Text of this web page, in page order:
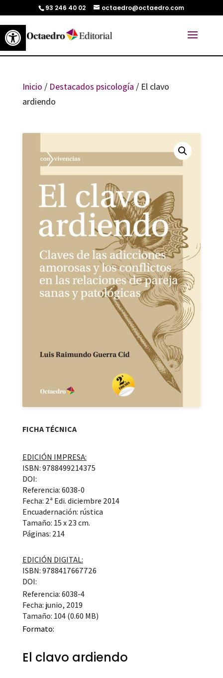
Abrir barra de herramientas
93 246 40 02 octaedro@octaedro.com
Inicio / Destacados psicología / El clavo
ardiendo
FICHA TÉCNICA
EDICIÓN IMPRESA:
ISBN: 9788499214375
DOI:
Referencia: 6038-0
Fecha: 2ª Edi. diciembre 2014
Encuadernación: rústica
Tamaño: 15 x 23 cm.
Páginas: 214
EDICIÓN DIGITAL:
ISBN: 9788417667726
DOI:
Referencia: 6038-4
Fecha: junio, 2019
Tamaño: 104 (0.60 MB)
Formato:
El clavo ardiendo